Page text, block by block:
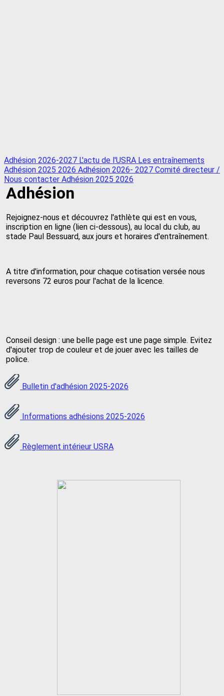
Adhésion 2026-2027 L'actu de l'USRA Les entraînements
Adhésion 2025 2026 Adhésion 2026- 2027 Comité directeur /
Nous contacter Adhésion 2025 2026
Adhésion
Rejoignez-nous et découvrez l'athlète qui est en vous,
inscription en ligne (lien ci-dessous), au local du club, au
stade Paul Bessuard, aux jours et horaires d'entraînement.
A titre d'information, pour chaque cotisation versée nous
reversons 72 euros pour l'achat de la licence.
Conseil design : une belle page est une page simple. Evitez
d'ajouter trop de couleur et de jouer avec les tailles de
police.
Bulletin d'adhésion 2025-2026
Informations adhésions 2025-2026
Règlement intérieur USRA